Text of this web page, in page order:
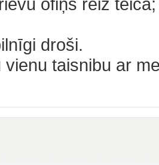
droši.
vienu taisnibu ar